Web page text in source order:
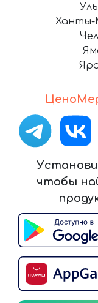
чтобы
Ханты-